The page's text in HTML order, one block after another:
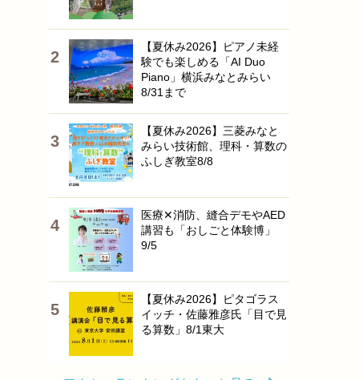
【夏休み2026】ピアノ未経
験でも楽しめる「AI Duo
Piano」横浜みなとみらい
8/31まで
【夏休み2026】三菱みなと
みらい技術館、理科・算数の
ふしぎ教室8/8
医療✕消防、縫合デモやAED
講習も「おしごと体験博」
9/5
【夏休み2026】ピタゴラス
イッチ・佐藤雅彦氏「目で見
る算数」8/1東大